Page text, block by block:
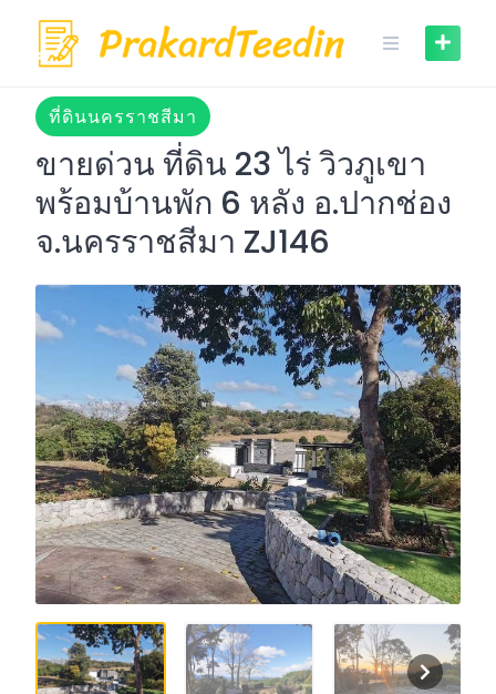
content
ที่ดินนครราชสีมา
ขายด่วน ที่ดิน 23 ไร่ วิวภูเขา
พร้อมบ้านพัก 6 หลัง อ.ปากช่อง
จ.นครราชสีมา ZJ146